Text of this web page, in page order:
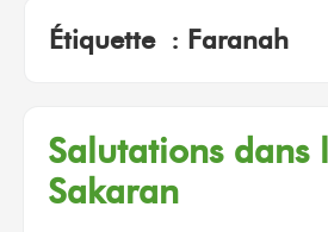
Étiquette : Faranah
Salutations dans
Sakaran